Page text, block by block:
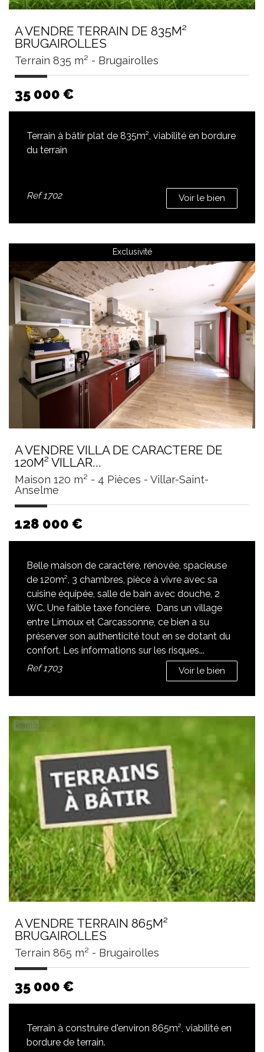
A VENDRE TERRAIN DE 835M²
BRUGAIROLLES
Terrain 835 m² - Brugairolles
35 000 €
Terrain à bâtir plat de 835m², viabilité en bordure
du terrain
Ref1702 Voir le bien
Exclusivité
A VENDRE VILLA DE CARACTERE DE
120M² VILLAR...
Maison 120 m² - 4 Pièces - Villar-Saint-
Anselme
128 000 €
Belle maison de caractére, rénovée, spacieuse
de 120m², 3 chambres, pièce à vivre avec sa
cuisine équipée, salle de bain avec douche, 2
WC. Une faible taxe foncière. Dans un village
entre Limoux et Carcassonne, ce bien a su
préserver son authenticité tout en se dotant du
confort. Les informations sur les risques...
Ref1703 Voir le bien
A VENDRE TERRAIN 865M²
BRUGAIROLLES
Terrain 865 m² - Brugairolles
35 000 €
Terrain à construire d'environ 865m², viabilité en
bordure de terrain.